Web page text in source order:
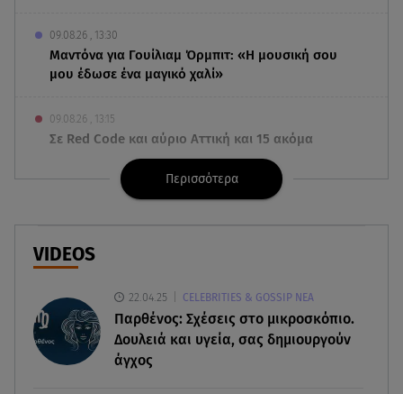
09.08.26 , 13:30
Μαντόνα για Γουίλιαμ Όρμπιτ: «Η μουσική σου
μου έδωσε ένα μαγικό χαλί»
09.08.26 , 13:15
Σε Red Code και αύριο Αττική και 15 ακόμα
περιοχές - 400 φωτιές σε 10 μέρες
Βαλέρια Χοψονίδου: Βάφτισε τον γιο της στη
Ερυθρός Σταυρός: Άγρια επίθεση σε νοσηλεύτρια
στα Επείγοντα
Περισσότερα
VIDEOS
22.04.25 CELEBRITIES & GOSSIP ΝΕΑ
Παρθένος: Σχέσεις στο μικροσκόπιο.
Δουλειά και υγεία, σας δημιουργούν
άγχος